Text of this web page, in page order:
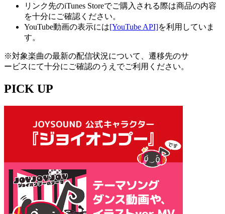
リンク先のiTunes Storeでご購入される際は商品の内容
を十分にご確認ください。
YouTube動画の表示には[YouTube API]を利用していま
す。
※対象楽曲の最新の配信状況について、遷移先のサ
ービスにて十分にご確認のうえでご利用ください。
PICK UP